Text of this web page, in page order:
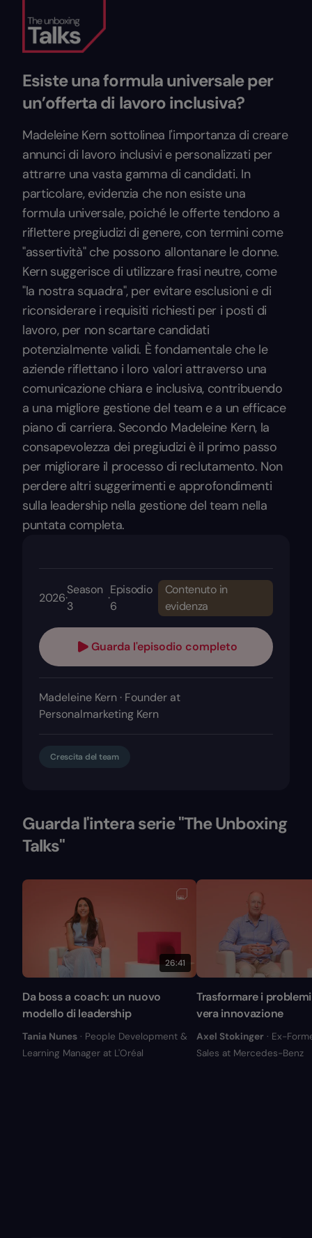
Esiste una formula universale per
un’offerta di lavoro inclusiva?
Madeleine Kern sottolinea l'importanza di creare
annunci di lavoro inclusivi e personalizzati per
attrarre una vasta gamma di candidati. In
particolare, evidenzia che non esiste una
formula universale, poiché le offerte tendono a
riflettere pregiudizi di genere, con termini come
"assertività" che possono allontanare le donne.
Kern suggerisce di utilizzare frasi neutre, come
"la nostra squadra", per evitare esclusioni e di
riconsiderare i requisiti richiesti per i posti di
lavoro, per non scartare candidati
potenzialmente validi. È fondamentale che le
aziende riflettano i loro valori attraverso una
comunicazione chiara e inclusiva, contribuendo
a una migliore gestione del team e a un efficace
piano di carriera. Secondo Madeleine Kern, la
consapevolezza dei pregiudizi è il primo passo
per migliorare il processo di reclutamento. Non
perdere altri suggerimenti e approfondimenti
sulla leadership nella gestione del team nella
puntata completa.
2026·
Season
3
·
Episodio
6
Contenuto in
evidenza
Guarda l'episodio completo
Madeleine Kern · Founder at
Personalmarketing Kern
Crescita del team
Guarda l'intera serie "The Unboxing
Talks"
26:41
Da boss a coach: un nuovo
modello di leadership
Tania Nunes · People Development &
Learning Manager at L'Oréal
Trasformare i
vera innovazione
Axel Stokinger · Ex-
Sales at Mercedes-Benz